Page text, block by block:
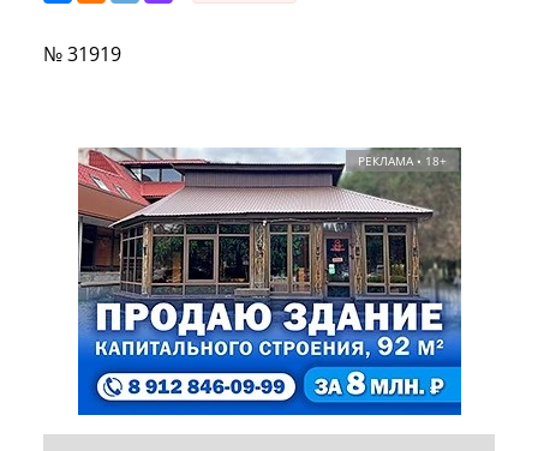
№ 31919
РЕКЛАМА • 18+